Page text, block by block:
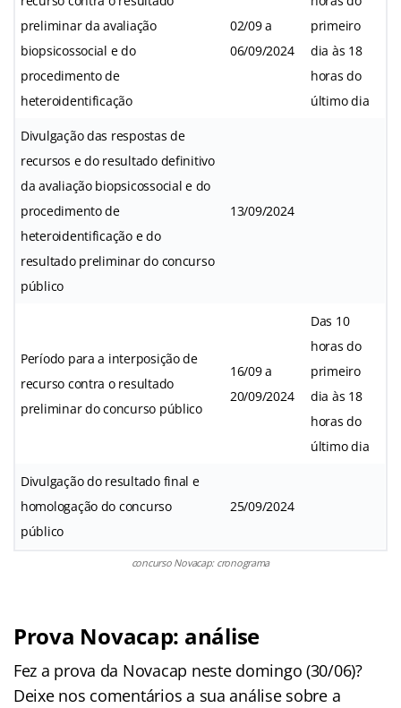
preliminar da avaliação
biopsicossocial e do
procedimento de
heteroidentificação
02/09 a
06/09/2024
primeiro
dia às 18
horas do
último dia
Divulgação das respostas de
recursos e do resultado definitivo
da avaliação biopsicossocial e do
procedimento de
heteroidentificação e do
resultado preliminar do concurso
público
13/09/2024
Período para a interposição de
recurso contra o resultado
preliminar do concurso público
16/09 a
20/09/2024
Das 10
horas do
primeiro
dia às 18
horas do
último dia
Divulgação do resultado final e
homologação do concurso
público
25/09/2024
concurso Novacap: cronograma
Prova Novacap: análise
Fez a prova da Novacap neste domingo (30/06)?
Deixe nos comentários a sua análise sobre a